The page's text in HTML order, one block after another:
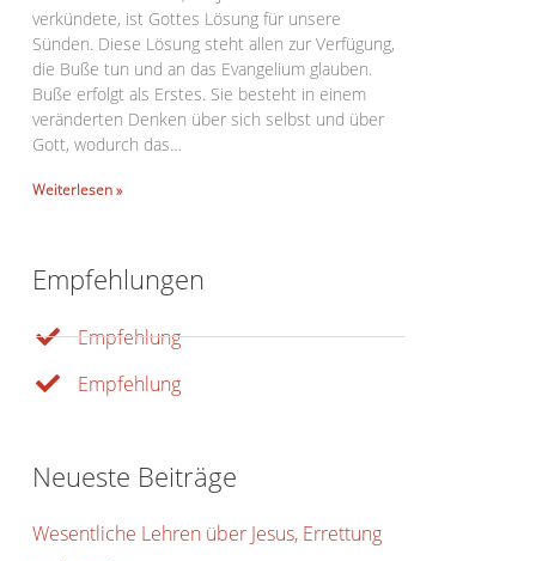
verkündete, ist Gottes Lösung für unsere
Sünden. Diese Lösung steht allen zur Verfügung,
die Buße tun und an das Evangelium glauben.
Buße erfolgt als Erstes. Sie besteht in einem
veränderten Denken über sich selbst und über
Gott, wodurch das…
Weiterlesen »
Empfehlungen
Empfehlung
Empfehlung
Neueste Beiträge
Wesentliche Lehren über Jesus, Errettung